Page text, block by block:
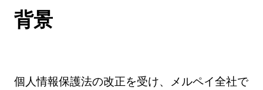
背景
個人情報保護法の改正を受け、メルペイ全社で